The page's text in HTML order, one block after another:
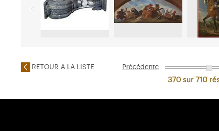
RETOUR A LA LISTE Précédente
370 sur 710